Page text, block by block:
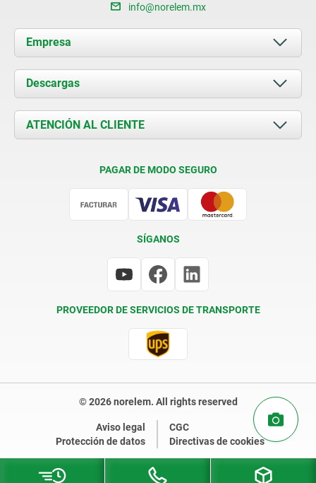
info@norelem.mx
Empresa
Acerca de nosotros
Novedades
Contacto
Descargas
Documents
ATENCIÓN AL CLIENTE
PAGAR DE MODO SEGURO
SÍGANOS
PROVEEDOR DE SERVICIOS DE TRANSPORTE
© 2026 norelem. All rights reserved
Aviso legal
CGC
Protección de datos
Directivas de cookies